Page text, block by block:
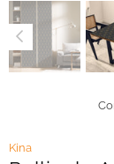
Kina